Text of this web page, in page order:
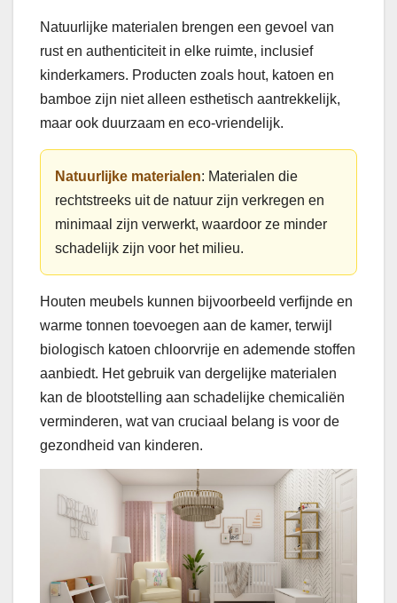
Natuurlijke materialen brengen een gevoel van
rust en authenticiteit in elke ruimte, inclusief
kinderkamers. Producten zoals hout, katoen en
bamboe zijn niet alleen esthetisch aantrekkelijk,
maar ook duurzaam en eco-vriendelijk.
Natuurlijke materialen: Materialen die
rechtstreeks uit de natuur zijn verkregen en
minimaal zijn verwerkt, waardoor ze minder
schadelijk zijn voor het milieu.
Houten meubels kunnen bijvoorbeeld verfijnde en
warme tonnen toevoegen aan de kamer, terwijl
biologisch katoen chloorvrije en ademende stoffen
aanbiedt. Het gebruik van dergelijke materialen
kan de blootstelling aan schadelijke chemicaliën
verminderen, wat van cruciaal belang is voor de
gezondheid van kinderen.